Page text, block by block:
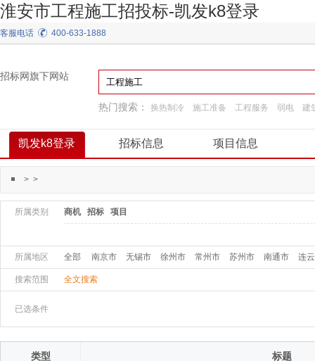
淮安市工程施工招投标-凯发k8登录
客服电话 400-633-1888
招标网旗下网站
热门搜索： 换热制冷 施工准备 工程服务 弱电
建
凯发k8登录 招标信息 项目信息
> >
所属类别 商机 招标 项目
所属地区 全部 南京市 无锡市 徐州市 常州市 苏州市 南通市 连
搜索范围 全文搜索
已选条件
类型 标题